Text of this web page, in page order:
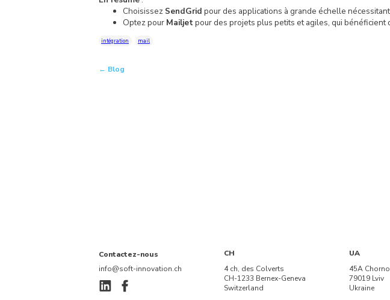
Choisissez SendGrid pour des applications à grande échelle
Optez pour Mailjetpour des projets plus petits et agiles, qui bénéficient
intégration mail
← Blog
Contactez-nous
info@soft-innovation.ch
CH
4 ch, des Colverts
CH-1233 Bernex-Geneva
Switzerland
UA
45A
79019 Lviv
Ukraine